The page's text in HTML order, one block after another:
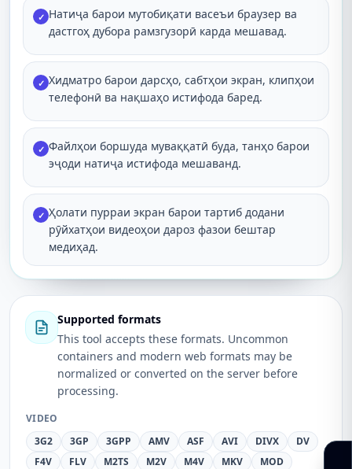
✓ Натиҷа барои мутобиқати васеъи браузер ва
дастгоҳ дубора рамзгузорӣ карда мешавад.
✓ Хидматро барои дарсҳо, сабтҳои экран, клипҳои
телефонӣ ва нақшаҳо истифода баред.
✓ Файлҳои боршуда муваққатӣ буда, танҳо барои
эҷоди натиҷа истифода мешаванд.
✓ Ҳолати пурраи экран барои тартиб додани
рӯйхатҳои видеоҳои дароз фазои бештар
медиҳад.
Supported formats
This tool accepts these formats. Uncommon
containers and modern web formats may be
normalized or converted on the server before
processing.
VIDEO
3G2
3GP 3GPP AMV ASF AVI DIVX
DV
F4V
FLV M2TS M2V M4V MKV
MOD